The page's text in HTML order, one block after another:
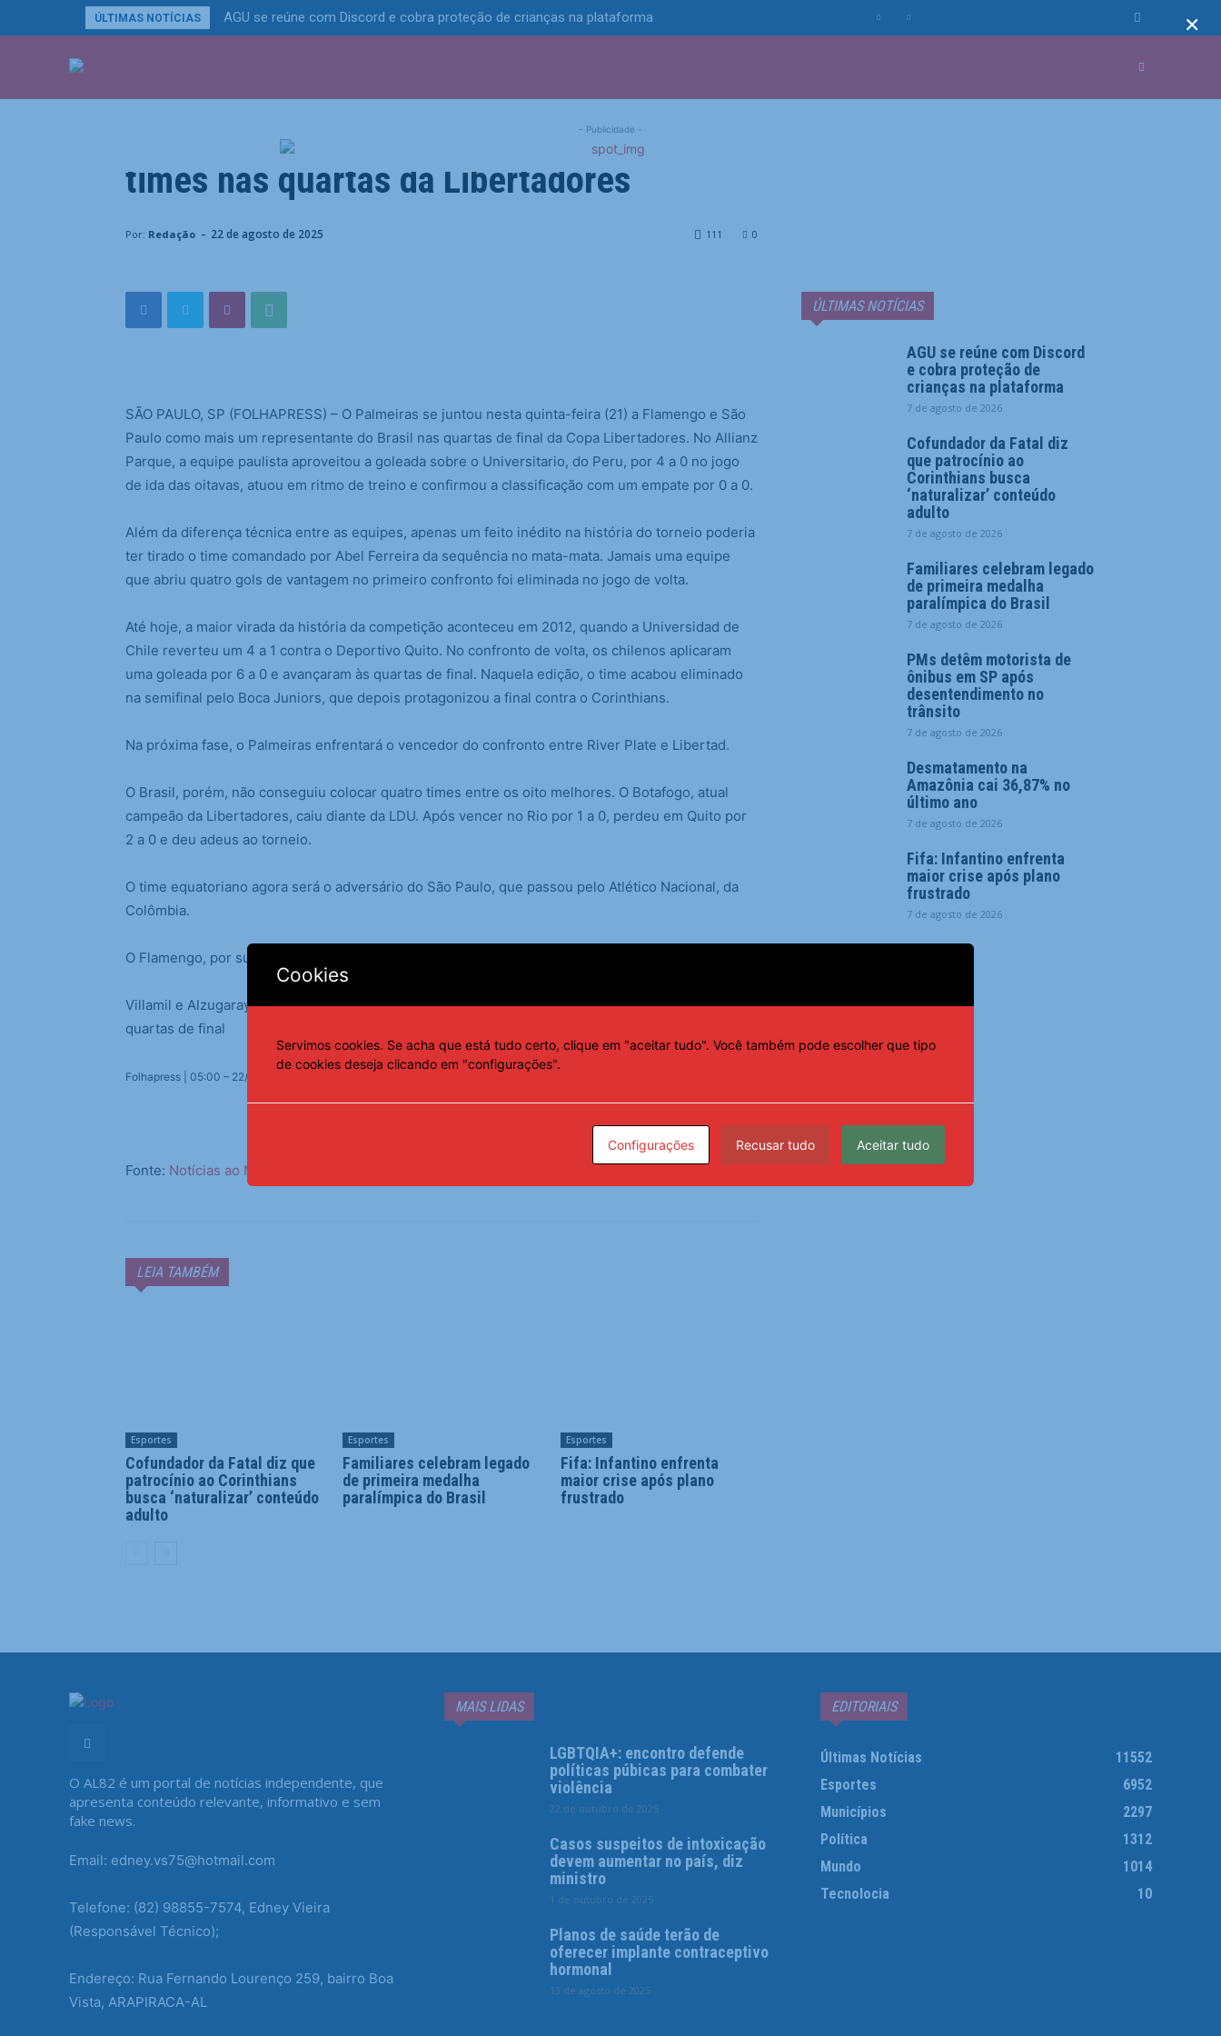
ÚLTIMAS NOTÍCIAS AGU se reúne com Discord e cobra proteção de crianças na plataforma
- Publicidade -
Esportes
Palmeiras confirma vaga, e Brasil tem três
times nas quartas da Libertadores
Por: Redação - 22 de agosto de 2025 0
111
SÃO PAULO, SP (FOLHAPRESS) – O Palmeiras se juntou nesta quinta-feira (21) a Flamengo e São
Paulo como mais um representante do Brasil nas quartas de final da Copa Libertadores. No Allianz
Parque, a equipe paulista aproveitou a goleada sobre o Universitario, do Peru, por 4 a 0 no jogo
de ida das oitavas, atuou em ritmo de treino e confirmou a classificação com um empate por 0 a 0.
Além da diferença técnica entre as equipes, apenas um feito inédito na história do torneio poderia
ter tirado o time comandado por Abel Ferreira da sequência no mata-mata. Jamais uma equipe
que abriu quatro gols de vantagem no primeiro confronto foi eliminada no jogo de volta.
Até hoje, a maior virada da história da competição aconteceu em 2012, quando a Universidad de
Chile reverteu um 4 a 1 contra o Deportivo Quito. No confronto de volta, os chilenos aplicaram
uma goleada por 6 a 0 e avançaram às quartas de final. Naquela edição, o time acabou eliminado
na semifinal pelo Boca Juniors, que depois protagonizou a final contra o Corinthians.
Na próxima fase, o Palmeiras enfrentará o vencedor do confronto entre River Plate e Libertad.
O Brasil, porém, não conseguiu colocar quatro times entre os oito melhores. O Botafogo, atual
campeão da Libertadores, caiu diante da LDU. Após vencer no Rio por 1 a 0, perdeu em Quito por
2 a 0 e deu adeus ao torneio.
O time equatoriano agora será o adversário do São Paulo, que passou pelo Atlético Nacional, da
Colômbia.
O Flamengo, por sua vez, terá pela frente o Estudiantes, da Argentina.
Villamil e Alzugaray -de pênalti- fizeram os gols do jogo; a LDU vai encarar o São Paulo nas
quartas de final
Folhapress | 05:00 – 22/08/2025
Fonte: Notícias ao Minuto
LEIA TAMBÉM
Esportes
Cofundador da Fatal diz que
patrocínio ao Corinthians
busca ‘naturalizar’ conteúdo
adulto
Esportes
Familiares celebram legado
de primeira medalha
paralímpica do Brasil
Esportes
Fifa: Infantino enfrenta
maior crise após plano
frustrado
ÚLTIMAS NOTÍCIAS
AGU se reúne com Discord
e cobra proteção de
crianças na plataforma
7 de agosto de 2026
Cofundador da Fatal diz
que patrocínio ao
Corinthians busca
‘naturalizar’ conteúdo
adulto
7 de agosto de 2026
Familiares celebram legado
de primeira medalha
paralímpica do Brasil
7 de agosto de 2026
PMs detêm motorista de
ônibus em SP após
desentendimento no
trânsito
7 de agosto de 2026
Desmatamento na
Amazônia cai 36,87% no
último ano
7 de agosto de 2026
Fifa: Infantino enfrenta
maior crise após plano
frustrado
7 de agosto de 2026
O AL82 é um portal de notícias independente, que
apresenta conteúdo relevante, informativo e sem
fake news.
Email: edney.vs75@hotmail.com
Telefone: (82) 98855-7574, Edney Vieira
(Responsável Técnico);
Endereço: Rua Fernando Lourenço 259, bairro Boa
Vista, ARAPIRACA-AL
MAIS LIDAS
LGBTQIA+: encontro defende
políticas púbicas para combater
violência
22 de outubro de 2025
Casos suspeitos de intoxicação
devem aumentar no país, diz
ministro
1 de outubro de 2025
Planos de saúde terão de
oferecer implante contraceptivo
hormonal
13 de agosto de 2025
EDITORIAIS
Últimas Notícias
11552
Esportes
6952
Municípios
2297
Política
1312
Mundo
1014
Tecnolocia
10
×
Cookies
Servimos cookies. Se acha que está tudo certo, clique em "aceitar tudo". Você também pode escolher que tipo
de cookies deseja clicando em "configurações".
Configurações Recusar tudo Aceitar tudo